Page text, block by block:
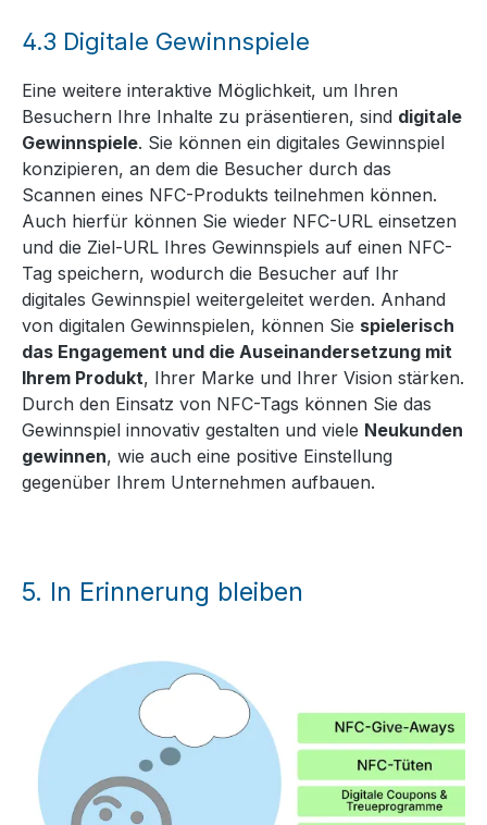
4.3 Digitale Gewinnspiele
Eine weitere interaktive Möglichkeit, um Ihren
Besuchern Ihre Inhalte zu präsentieren, sind digitale
Gewinnspiele. Sie können ein digitales Gewinnspiel
konzipieren, an dem die Besucher durch das
Scannen eines NFC-Produkts teilnehmen können.
Auch hierfür können Sie wieder NFC-URL einsetzen
und die Ziel-URL Ihres Gewinnspiels auf einen NFC-
Tag speichern, wodurch die Besucher auf Ihr
digitales Gewinnspiel weitergeleitet werden. Anhand
von digitalen Gewinnspielen, können Sie spielerisch
das Engagement und die Auseinandersetzung mit
Ihrem Produkt, Ihrer Marke und Ihrer Vision stärken.
Durch den Einsatz von NFC-Tags können Sie das
Gewinnspiel innovativ gestalten und viele Neukunden
gewinnen, wie auch eine positive Einstellung
gegenüber Ihrem Unternehmen aufbauen.
5. In Erinnerung bleiben